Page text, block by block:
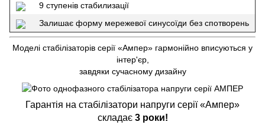
9 ступенів стабилизації
Залишає форму мережевої синусоїди без спотворень
Моделі стабілізаторів серії «Ампер» гармонійно вписуються у
інтер'єр,
завдяки сучасному дизайну
Гарантія на стабілізатори напруги серії «Ампер»
складає 3 роки!